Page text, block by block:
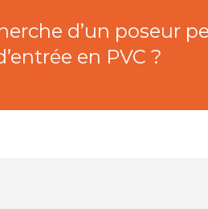
d’un poseur
en PVC ?